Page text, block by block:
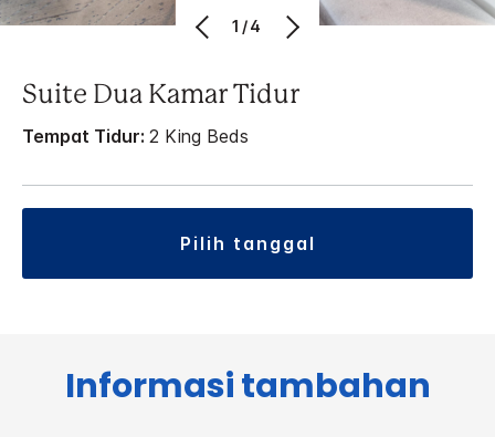
1/4
Suite Dua Kamar Tidur
Tempat Tidur: 2 King Beds
pilih tanggal
Informasi tambahan